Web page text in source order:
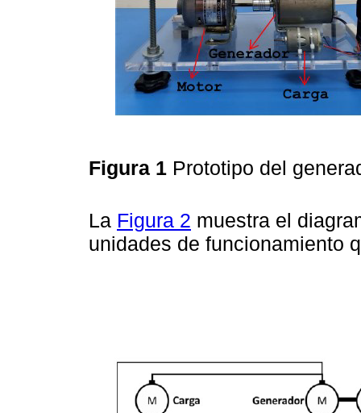
Figura 1 Prototipo del
La Figura 2 muestra el
unidades de funcionamiento